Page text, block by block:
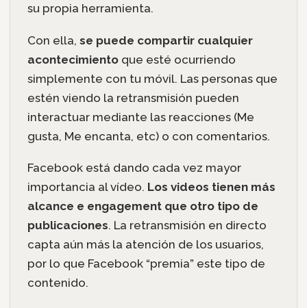
su propia herramienta.
Con ella, se puede compartir cualquier
acontecimientoque esté ocurriendo
simplemente con tu móvil. Las personas que
estén viendo la retransmisión pueden
interactuar mediante las reacciones (Me
gusta, Me encanta, etc) o con comentarios.
Facebook está dando cada vez mayor
importancia al vídeo. Los videos tienen más
alcance e engagement que otro tipo de
publicaciones. La retransmisión en directo
capta aún más la atención de los usuarios,
por lo que Facebook “premia” este tipo de
contenido.